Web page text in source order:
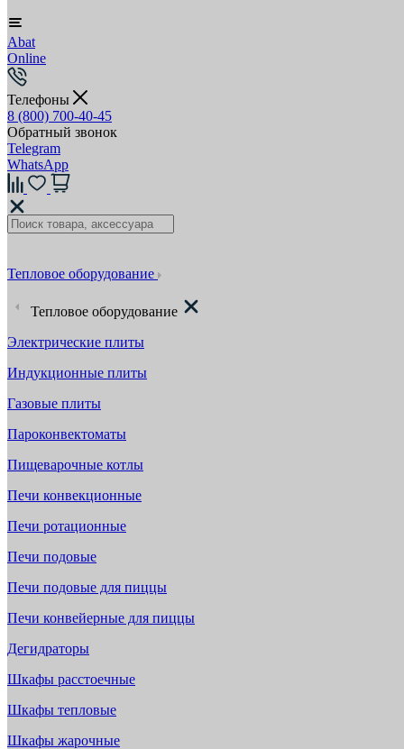
Abat
Online
Телефоны
8 (800) 700-40-45
Обратный звонок
Telegram
WhatsApp
Тепловое оборудование
Тепловое оборудование
Электрические плиты
Индукционные плиты
Газовые плиты
Пароконвектоматы
Пищеварочные котлы
Печи конвекционные
Печи ротационные
Печи подовые
Печи подовые для пиццы
Печи конвейерные для пиццы
Дегидраторы
Шкафы расстоечные
Шкафы тепловые
Шкафы жарочные